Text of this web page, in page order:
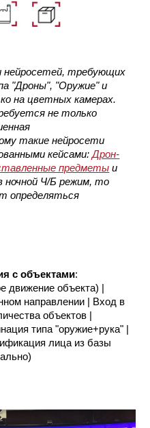
нейросетей, требующих
"Дроны", "Оружие" и
на цветных камерах.
не только
такие нейросети
кейсами: Дрон-
предметы и
ночной Ч/Б режим, то
определяться
с объектами:
движение объекта) |
направлении | Вход в
объектов
типа "оружие+рука" |
лица из базы